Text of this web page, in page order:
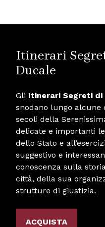
Itinerari
Ducale
Gli Itinerari Segreti di
snodano lungo alcune
secoli della
delicate e importanti
dello Stato e
suggestivo e
conoscenza sulla
città, della sua
strutture di giustizia.
ACQUISTA